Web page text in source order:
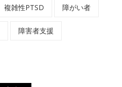
複雑性PTSD 障がい者
障害者支援